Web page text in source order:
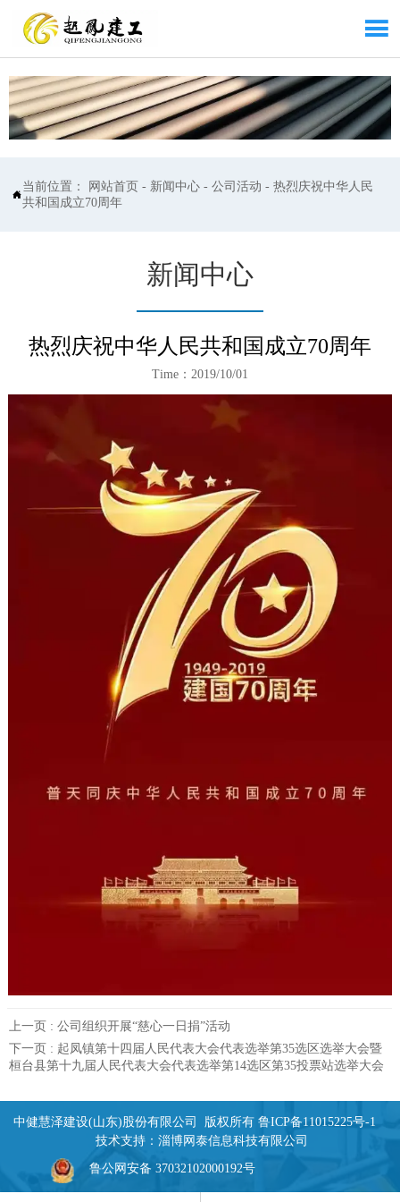


当前位置： 网站首页 - 新闻中心 -公司活动 -热烈庆祝中华人民
共和国成立70周年
新闻中心
热烈庆祝中华人民共和国成立70周年
Time：2019/10/01
上一页 : 公司组织开展“慈心一日捐”活动
下一页 : 起凤镇第十四届人民代表大会代表选举第35选区选举大会暨
桓台县第十九届人民代表大会代表选举第14选区第35投票站选举大会
中健慧泽建设(山东)股份有限公司 版权所有 鲁ICP备11015225号-1
技术支持： 淄博网泰信息科技有限公司
鲁公网安备 37032102000192号